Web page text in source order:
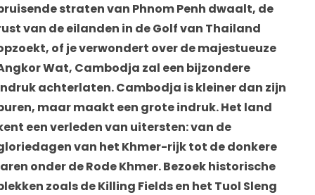
straten van Phnom Penh dwaalt, de
van de eilanden in de Golf van Thailand
of je verwondert over de majestueuze
Wat, Cambodja zal een bijzondere
achterlaten. Cambodja is kleiner dan zijn
maar maakt een grote indruk. Het land
een verleden van uitersten: van de
van het Khmer-rijk tot de donkere
onder de Rode Khmer. Bezoek historische
zoals de Killing Fields en het Tuol Sleng